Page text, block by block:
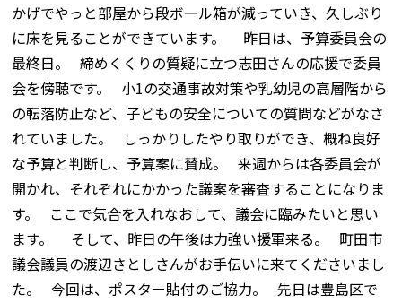
かげでやっと部屋から段ボール箱が減っていき、久しぶり
に床を見ることができています。 昨日は、予算委員会の
最終日。 締めくくりの質疑に立つ志田さんの応援で委員
会を傍聴です。 小1の交通事故対策や乳幼児の高層階から
の転落防止など、子どもの安全についての質問などがなさ
れていました。 しっかりしたやり取りができ、概ね良好
な予算と判断し、予算案に賛成。 来週からは各委員会が
開かれ、それぞれにかかった議案を審査することになりま
す。 ここで気合を入れなおして、議会に臨みたいと思い
ます。 そして、昨日の午後は力強い援軍来る。 町田市
議会議員の渡辺さとしさんがお手伝いに来てくださいまし
た。 今回は、ポスター貼付のご協力。 先日は豊島区で